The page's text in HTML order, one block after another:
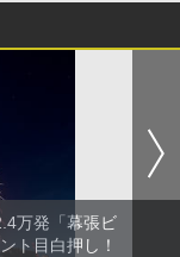
万発「幕張ビ
ト目白押し！